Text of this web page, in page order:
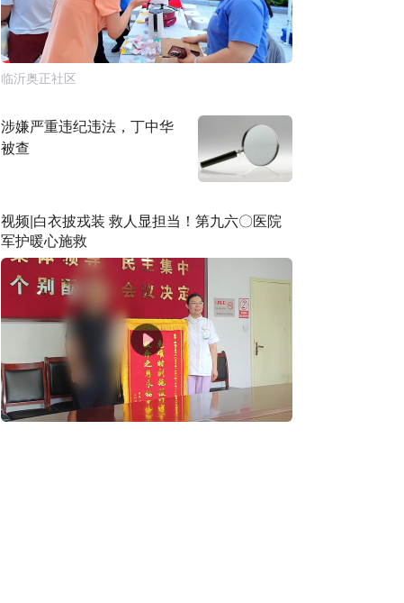
临沂奥正社区
涉嫌严重违纪违法，丁中华
被查
视频|白衣披戎装 救人显担当！第九六〇医院
军护暖心施救